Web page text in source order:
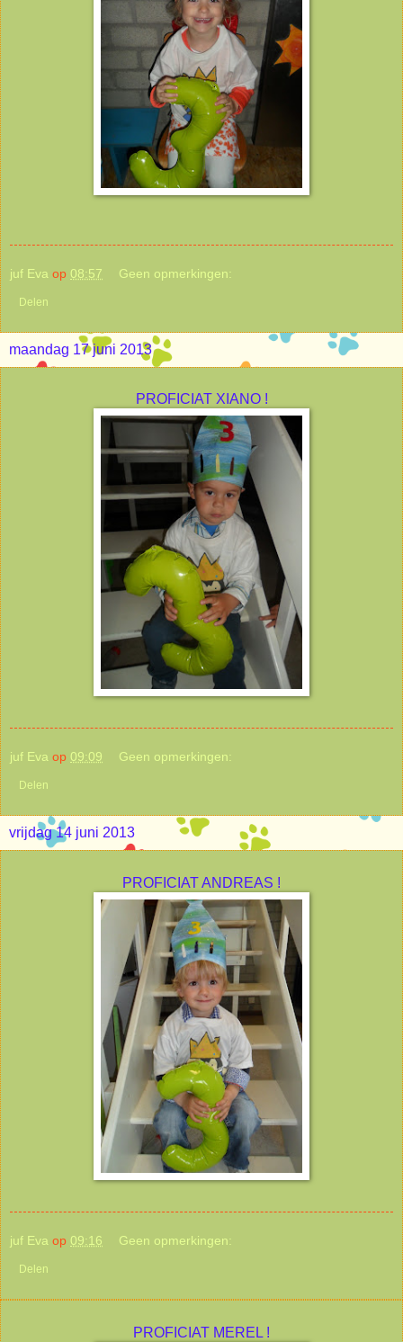
juf Eva op 08:57 Geen opmerkingen:
Delen
maandag 17 juni 2013
PROFICIAT XIANO !
juf Eva op 09:09 Geen opmerkingen:
Delen
vrijdag 14 juni 2013
PROFICIAT ANDREAS !
juf Eva op 09:16 Geen opmerkingen:
Delen
PROFICIAT MEREL !